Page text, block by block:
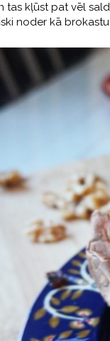
tas kļūst pat vēl
noder kā